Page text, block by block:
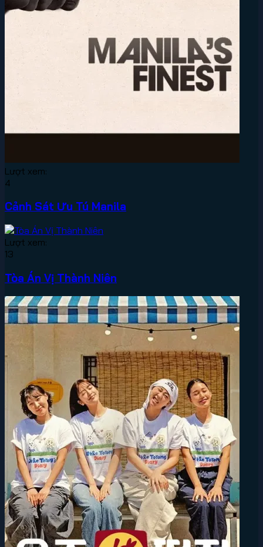
Lượt xem:
4
Cảnh Sát Ưu Tú Manila
Lượt xem:
13
Tòa Án Vị Thành Niên